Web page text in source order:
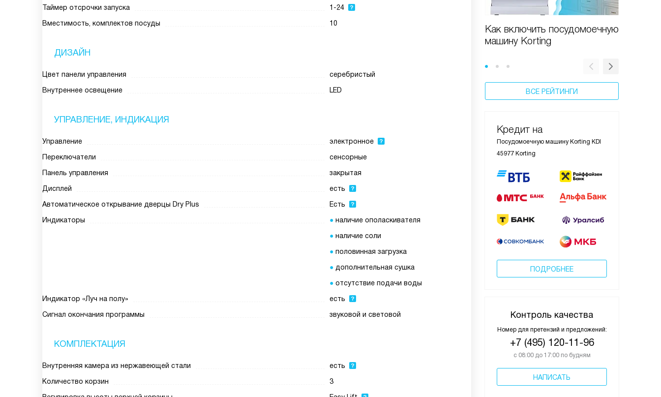
Как включить посудомоечную
машину Korting
ВСЕ РЕЙТИНГИ
Кредит на
Посудомоечную машину Korting KDI
45977 Korting
ПОДРОБНЕЕ
Контроль качества
Номер для претензий и предложений:
+7 (495) 120-11-96
с 08:00 до 17:00 по будням
НАПИСАТЬ
Таймер отсрочки запуска
1-24
Вместимость, комплектов посуды
10
ДИЗАЙН
Цвет панели управления
серебристый
Внутреннее освещение
LED
УПРАВЛЕНИЕ, ИНДИКАЦИЯ
Управление
электронное
Переключатели
сенсорные
Панель управления
закрытая
Дисплей
есть
Автоматическое открывание дверцы Dry Plus
Есть
Индикаторы
наличие ополаскивателя
наличие соли
половинная загрузка
дополнительная сушка
отсутствие подачи воды
Индикатор «Луч на полу»
есть
Сигнал окончания программы
звуковой и световой
КОМПЛЕКТАЦИЯ
Внутренняя камера из нержавеющей стали
есть
Количество корзин
3